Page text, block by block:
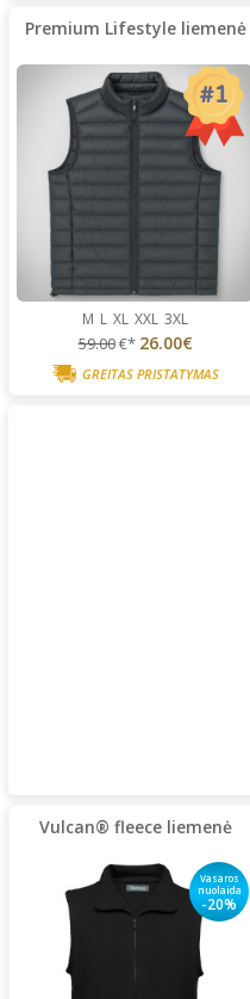
Premium Lifestyle liemenė
M L XL XXL 3XL
59.00€* 26.00€
GREITAS PRISTATYMAS
Vulcan® fleece liemenė
Vasaros
nuolaida
-20%